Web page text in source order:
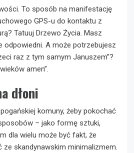
To sposób na manifestację
GPS-u do kontaktu z
Tatuuj Drzewo Życia. Masz
odpowiedni. A może potrzebujesz
raz z tym samym Januszem”?
amen”.
dłoni
komuny, żeby pokochać
– jako formę sztuki,
dla wielu może być fakt, że
skandynawskim minimalizmem.